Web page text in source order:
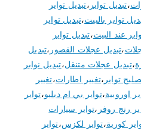
،تبديل تواير ،تبديل تواير
تواير بالبيت،تبديل تواير
عند البيت،تبديل تواير
،تبديل عجلات القصور ،تبديل
،تبديل عجلات متنقل،تبديل نوابر
تواير ،تغيير اطارات،تغيير
اوروبية،تواير بي ام دبليو،تواير
رنج روفر ،تواير سيارات
كورية،تواير لكزس،تواير